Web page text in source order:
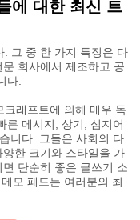
에 대한 최신 트
. 그 중 한 가지 특징은 다
회사에서 제조하고 공
다.
래프트에 의해 매우 독
른 메시지, 상기, 심지어
니다. 그들은 사회의 다
한 크기와 스타일을 가
단순히 좋은 글쓰기 소
모 패드는 여러분의 최